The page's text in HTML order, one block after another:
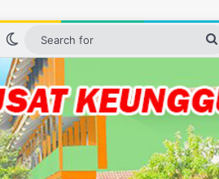
Switch skin